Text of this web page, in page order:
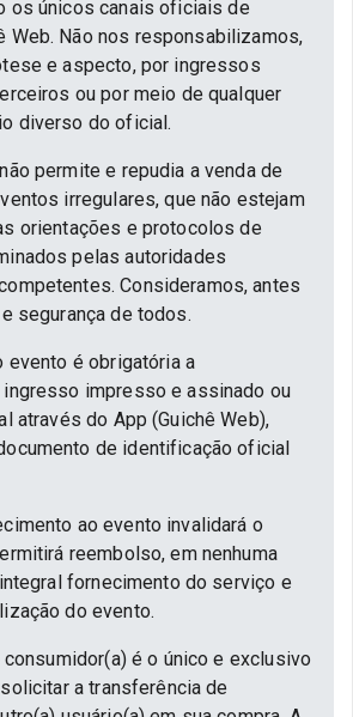
os únicos canais oficiais de
Web. Não nos responsabilizamos,
e aspecto, por ingressos
ou por meio de qualquer
diverso do oficial.
permite e repudia a venda de
irregulares, que não estejam
orientações e protocolos de
pelas autoridades
Consideramos, antes
segurança de todos.
evento é obrigatória a
impresso e assinado ou
através do App (Guichê Web),
de identificação oficial
ao evento invalidará o
reembolso, em nenhuma
fornecimento do serviço e
do evento.
consumidor(a) é o único e exclusivo
a transferência de